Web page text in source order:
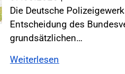
Die Deutsche
Entscheidung des
grundsätzlichen…
Weiterlesen